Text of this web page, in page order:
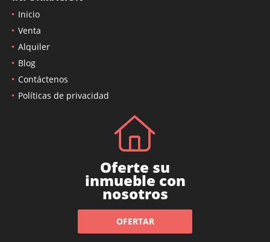
Inicio
Venta
Alquiler
Blog
Contáctenos
Políticas de privacidad
Oferte su
inmueble con
nosotros
OFERTAR